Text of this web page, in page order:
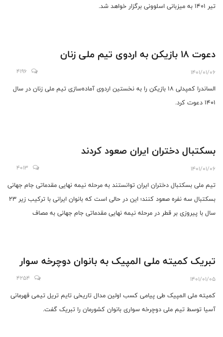
تیر ۱۴۰۱ به میزبانی اسلوونی برگزار خواهد شد.
دعوت 18 بازیکن به اردوی تیم ملی زنان
1401/01/06
4196
الساندرا کمپدلی 18 بازیکن را به نخستین اردوی آماده‌سازی تیم ملی زنان در سال
1401 دعوت کرد.
بسکتبال دختران ایران صعود کردند
1401/01/06
4013
تیم ملی بسکتبال دختران ایران توانستند به مرحله نیمه نهایی مقدماتی جام جهانی
بسکتبال سه نفره صعود کنند؛ این در حالی است که بانوان ایرانی با ترکیب زیر ۲۳
سال با پیروزی بر قطر در مرحله نیمه نهایی مقدماتی جام جهانی به مصاف
تبریک کمیته ملی المپیک به بانوان دوچرخه سوار
1401/01/05
4254
کمیته ملی المپیک طی پیامی کسب اولین مدال تاریخی تایم تریل تیمی قهرمانی
آسیا توسط تیم ملی دوچرخه سواری بانوان کشورمان را تبریک گفت.